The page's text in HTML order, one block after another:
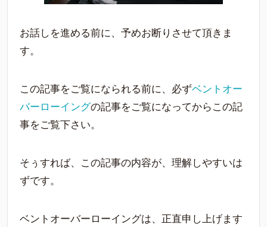
お話しを進める前に、予めお断りさせて頂きま
す。
この記事をご覧になられる前に、必ずベントオー
バーローイングの記事をご覧になってからこの記
事をご覧下さい。
そぅすれば、この記事の内容が、理解しやすいは
ずです。
ベントオーバーローイングは、正直申し上げます